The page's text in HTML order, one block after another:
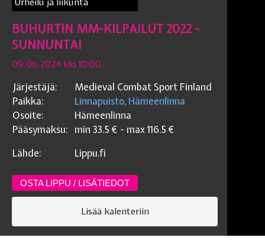
Urheilu ja liikunta
BUHURTIN MM-KILPAILUT 2022 -
SUNNUNTAI
09.06.2024 klo 10:00
Järjestäjä:
Medieval Combat Sport Finland
Paikka:
Linnapuisto, Hämeenlinna
Osoite:
Hämeenlinna
Pääsymaksu: min 33.5 € - max116.5 €
Lähde:
Lippu.fi
OSTA LIPPU / LISÄTIEDOT
Lisää kalenteriin